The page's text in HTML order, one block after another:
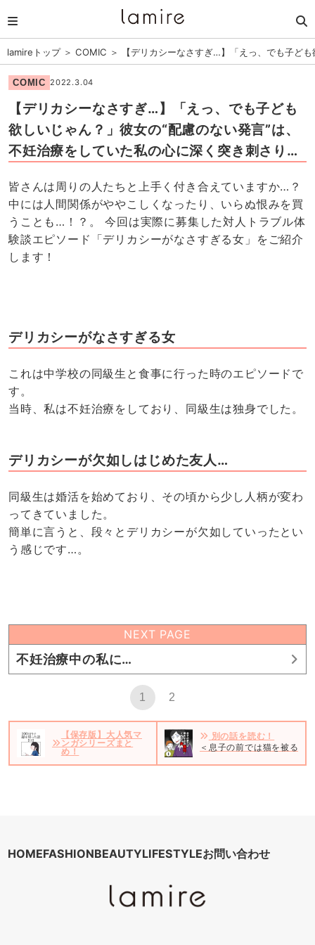
lamireトップ＞ COMIC ＞ 【デリカシーなさすぎ…】「えっ、でも子ど
COMIC 2022.3.04
【デリカシーなさすぎ…】「えっ、でも子ども
欲しいじゃん？」彼女の“配慮のない発言”は、
不妊治療をしていた私の心に深く突き刺さり…
皆さんは周りの人たちと上手く付き合えていますか…？
中には人間関係がややこしくなったり、いらぬ恨みを買
うことも…！？。 今回は実際に募集した対人トラブル体
験談エピソード「デリカシーがなさすぎる女」をご紹介
します！
デリカシーがなさすぎる女
これは中学校の同級生と食事に行った時のエピソードで
す。
当時、私は不妊治療をしており、同級生は独身でした。
デリカシーが欠如しはじめた友人…
同級生は婚活を始めており、その頃から少し人柄が変わ
ってきていました。
簡単に言うと、段々とデリカシーが欠如していったとい
う感じです…。
NEXT PAGE
不妊治療中の私に…
1 2
【保存版】大人気マ
ンガシリーズまと
め！
別の話を読む！
＜息子の前では猫を被る義
HOMEFASHIONBEAUTYLIFESTYLEお問い合わせ